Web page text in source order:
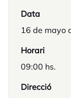
Data
16 de mayo
Horari
09:00 hs.
Direcció